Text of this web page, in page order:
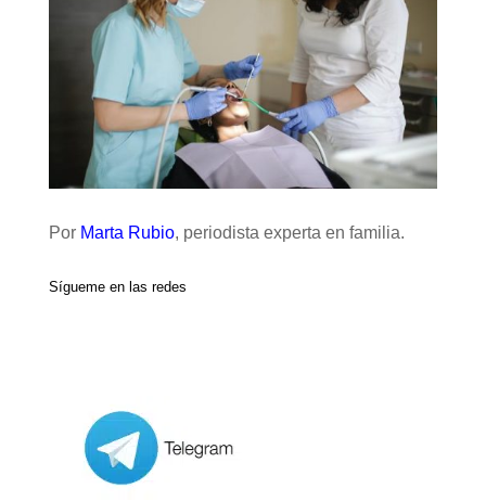
Por Marta Rubio, periodista experta en familia.
Sígueme en las redes